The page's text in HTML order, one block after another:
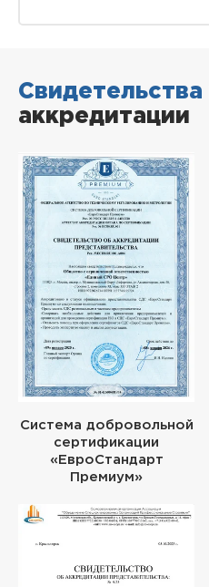
Свидетельства
аккредитации
Система добровольной
сертификации
«ЕвроСтандарт
Премиум»